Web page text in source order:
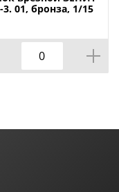
3. 01, бронза, 1/15